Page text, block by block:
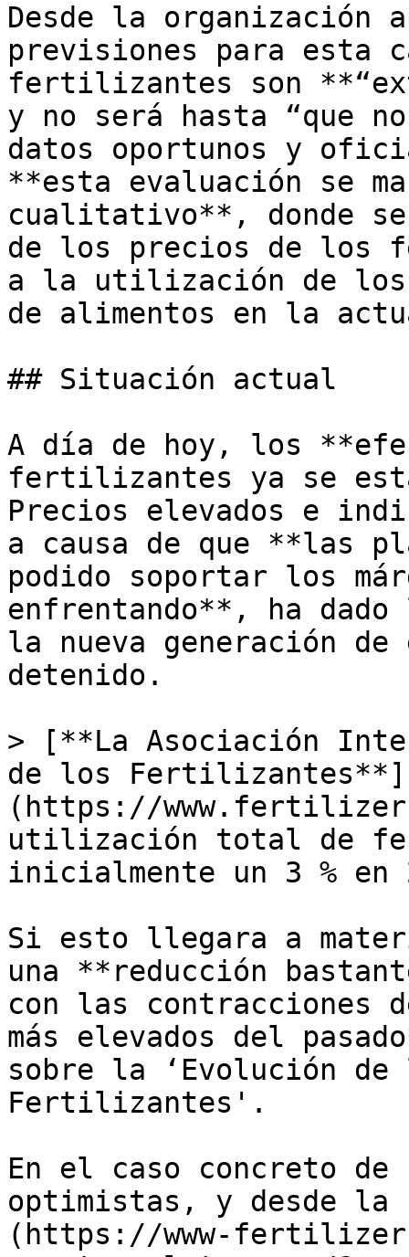
Desde la organización
previsiones para esta
fertilizantes son
y no será hasta “que
datos oportunos y
**esta evaluación se
cualitativo**, donde se
de los precios de los
a la utilización de los
de alimentos en la
## Situación actual
A día de hoy, los
fertilizantes ya se
Precios elevados e
a causa de que **las
podido soportar los
enfrentando**, ha
la nueva generación
detenido.
> [**La Asociación
de los Fertilizantes**]
(https://
utilización total de
inicialmente un 3 % en
Si esto llegara a
una **reducción
con las contracciones
más elevados del
sobre la ‘Evolución de
Fertilizantes'.
En el caso concreto de
optimistas, y desde
(https://www-